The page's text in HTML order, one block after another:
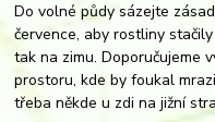
Do volné půdy sázejte
července, aby rostliny
tak na zimu. Doporučujeme
prostoru, kde by foukal
třeba někde u zdi na jižní